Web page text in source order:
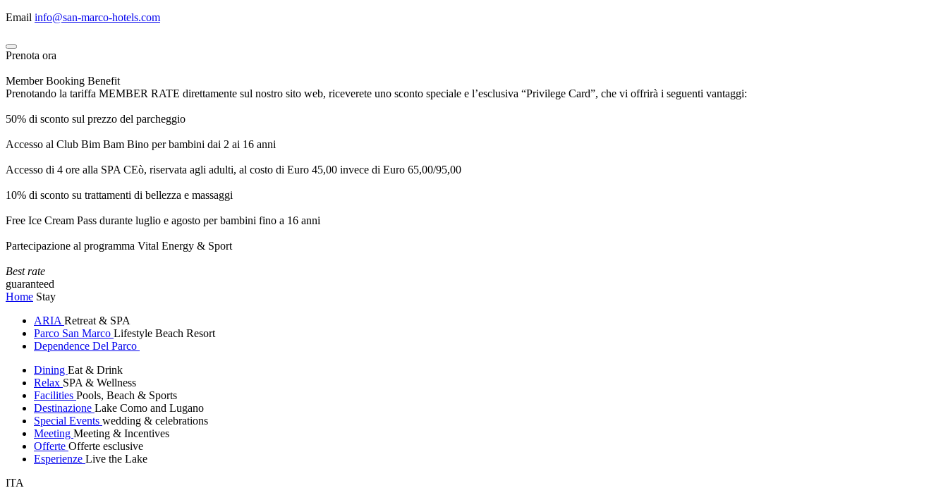
Email info@san-marco-hotels.com
Prenota ora
Member Booking Benefit
Prenotando la tariffa MEMBER RATE direttamente sul nostro sito web, riceverete uno sconto speciale e l’esclusiva “Privilege Card”, che vi offrirà i seguenti vantaggi:
50% di sconto sul prezzo del parcheggio
Accesso al Club Bim Bam Bino per bambini dai 2 ai 16 anni
Accesso di 4 ore alla SPA CEò, riservata agli adulti, al costo di Euro 45,00 invece di Euro 65,00/95,00
10% di sconto su trattamenti di bellezza e massaggi
Free Ice Cream Pass durante luglio e agosto per bambini fino a 16 anni
Partecipazione al programma Vital Energy & Sport
Best rate
guaranteed
Home Stay
ARIA Retreat & SPA
Parco San Marco Lifestyle Beach Resort
Dependence Del Parco
Dining Eat & Drink
Relax SPA & Wellness
Facilities Pools, Beach & Sports
Destinazione Lake Como and Lugano
Special Events wedding & celebrations
Meeting Meeting & Incentives
Offerte Offerte esclusive
Esperienze Live the Lake
ITA